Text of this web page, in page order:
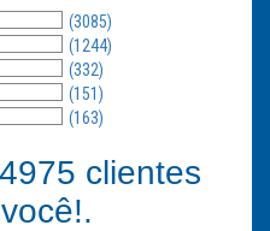
(3085)
(1244)
(332)
(151)
(163)
4975 clientes